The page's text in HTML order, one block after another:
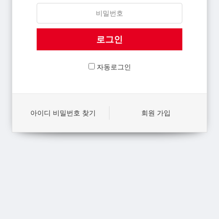
자동로그인
아이디 비밀번호 찾기 회원 가입